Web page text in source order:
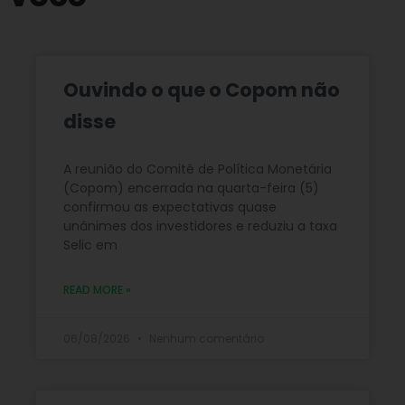
Ouvindo o que o Copom não
disse
A reunião do Comitê de Política Monetária
(Copom) encerrada na quarta-feira (5)
confirmou as expectativas quase
unânimes dos investidores e reduziu a taxa
Selic em
READ MORE »